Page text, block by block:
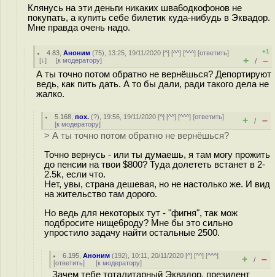
Клянусь на эти деньги никаких шва6одкофонов не
покупать, а купить себе билетик куда-нибудь в Эквадор.
Мне правда очень надо.
4.83 ,Аноним (75), 13:25, 19/11/2020 [^] [^^] [^^^] [ответить]
[↓] [к модератору]
+1
+ / –
А ты точно потом обратно не вернёшься? Депортируют
ведь, как пить дать. А то бы дали, ради такого дела не
жалко.
5.168 ,пох. (?), 19:56, 19/11/2020 [^] [^^] [^^^] [ответить]
[к модератору] + / –
> А ты точно потом обратно не вернёшься?
Точно вернусь - или ты думаешь, я там могу прожить
до пенсии на твои $800? Туда долететь встанет в 2-
2.5k, если что.
Нет, увы, страна дешевая, но не настолько же. И вид
на жительство там дорого.
Но ведь для некоторых тут - "фигня", так мож
подбросите нище6роду? Мне бы это сильно
упростило задачу найти остальные 2500.
6.195 ,Аноним (192), 10:11, 20/11/2020 [^] [^^] [^^^]
[ответить] [к модератору] + / –
Зачем тебе тоталитарный Эквадор, президент